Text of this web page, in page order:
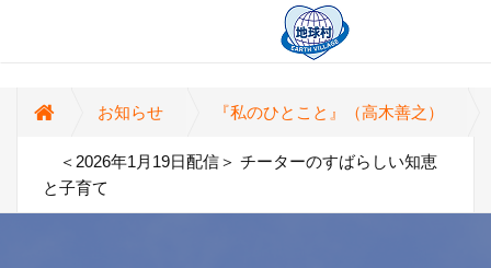
お知らせ 『私のひとこと』（高木善之）
＜2026年1月19日配信＞ チーターのすばらしい知恵
と子育て